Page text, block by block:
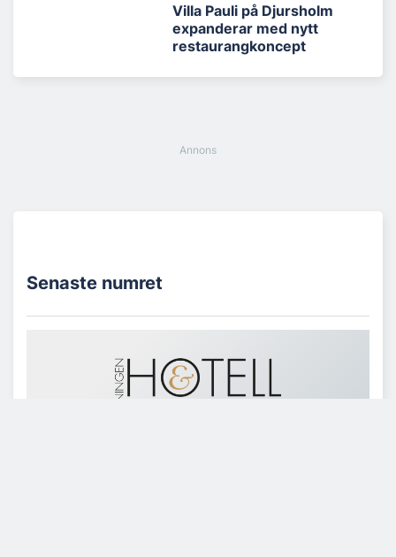
Villa Pauli på Djursholm
expanderar med nytt
restaurangkoncept
Senaste numret